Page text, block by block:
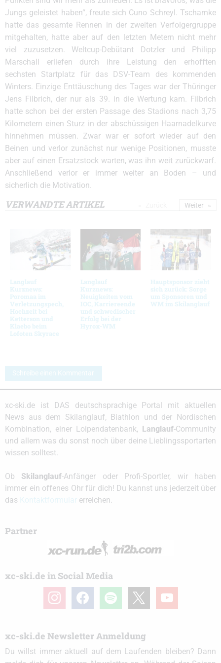
Jungs geleistet haben“, freute sich Cuno Schreyl. Tscharnke
hatte das gesamte Rennen in der zweiten Verfolgergruppe
mitgehalten, hatte aber auf den letzten Metern nicht mehr
viel zuzusetzen. Weltcup-Debütant Dotzler und Philipp
Marschall erliefen durch ihre Leistung den erhofften
sechsten Startplatz für das DSV-Team des kommenden
Winters. Einzige Enttäuschung des Tages war der Thüringer
Jens Filbrich, der nur als 39. in die Wertung kam. Filbrich
hatte schon bei der ersten Passage des Stadions nach 3,75
Kilometern einen Sturz in der abschüssigen Haarnadelkurve
hinnehmen müssen. Zwar war er sofort wieder auf den
Beinen und verlor zunächst nur wenige Positionen, musste
aber auf einen Ersatzstock warten, was ihn weit zurückwarf.
Anschließend verlor er immer weiter an Boden – und
sicherlich die Motivation.
VERWANDTE ARTIKEL
Langlauf
Kurznews:
Poromaa im
Verletzungspech,
Hochzeit bei
Ketterson und
Klaebo beim
Lofoten Skyrace
Langlauf
Kurznews:
Neuigkeiten vom
IOC, Karriereende
und schwedischer
Erfolg bei der
Hyrox-WM
Hauptsponsor zieht
sich zurück: Sorge
um Sponsoren und
WM im Skilanglauf
Weiter
Schreibe einen Kommentar
xc-ski.de ist DAS deutschsprachige Portal mit aktuellen
News aus dem Skilanglauf, Biathlon und der Nordischen
Kombination, einer Loipendatenbank, Langlauf-Community
und allem was du sonst noch über deine Lieblingssportarten
wissen solltest.
Ob Skilanglauf-Anfänger oder Profi-Sportler, wir haben
immer ein offenes Ohr für dich! Du kannst uns jederzeit über
das
erreichen.
Partner
xc-ski.de in Social Media
instagramfacebook spotify youtube
xc-ski.de Newsletter Anmeldung
Du willst immer aktuell auf dem Laufenden bleiben? Dann